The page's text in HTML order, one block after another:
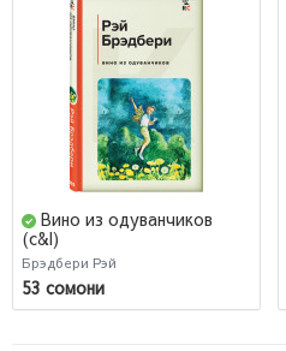
Вино из одуванчиков
(c&l)
Брэдбери Рэй
53 сомони